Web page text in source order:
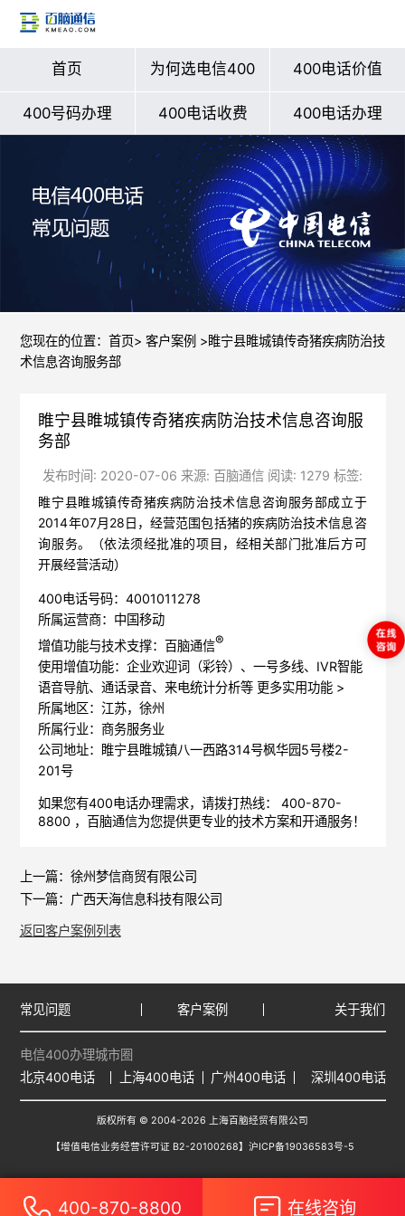
首页 为何选电信400 400电话价值
400号码办理 400电话收费 400电话办理
您现在的位置： 首页> 客户案例 >睢宁县睢城镇传奇猪疾病防治技
术信息咨询服务部
睢宁县睢城镇传奇猪疾病防治技术信息咨询服
务部
发布时间: 2020-07-06 来源: 百脑通信 阅读: 1279 标签:
睢宁县睢城镇传奇猪疾病防治技术信息咨询服务部成立于
2014年07月28日，经营范围包括猪的疾病防治技术信息咨
询服务。（依法须经批准的项目，经相关部门批准后方可
开展经营活动）
400电话号码：4001011278
所属运营商：中国移动
增值功能与技术支撑：百脑通信®
使用增值功能：企业欢迎词（彩铃）、一号多线、IVR智能
语音导航、通话录音、来电统计分析等 更多实用功能 >
所属地区：江苏，徐州
所属行业：商务服务业
公司地址：睢宁县睢城镇八一西路314号枫华园5号楼2-
201号
如果您有400电话办理需求，请拨打热线： 400-870-
8800 ， 百脑通信为您提供更专业的技术方案和开通服务！
上一篇： 徐州梦信商贸有限公司
下一篇： 广西天海信息科技有限公司
返回客户案例列表
常见问题 客户案例 关于我们
电信400办理城市圈
北京400电话
上海400电话 广州400电话 深圳400电话
版权所有 © 2004-2026 上海百脑经贸有限公司
【增值电信业务经营许可证 B2-20100268】 沪ICP备19036583号-5
400-870-8800 在线咨询